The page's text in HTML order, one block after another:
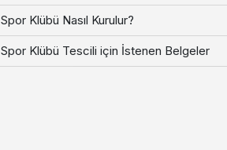
Spor Klübü Nasıl Kurulur?
Spor Klübü Tescili için İstenen Belgeler